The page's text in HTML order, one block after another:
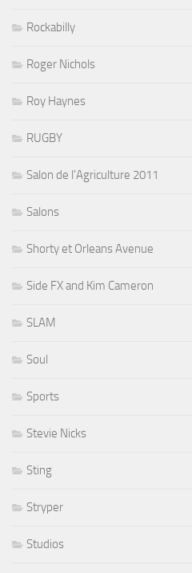
Rockabilly
Roger Nichols
Roy Haynes
RUGBY
Salon de l'Agriculture 2011
Salons
Shorty et Orleans Avenue
Side FX and Kim Cameron
SLAM
Soul
Sports
Stevie Nicks
Sting
Stryper
Studios